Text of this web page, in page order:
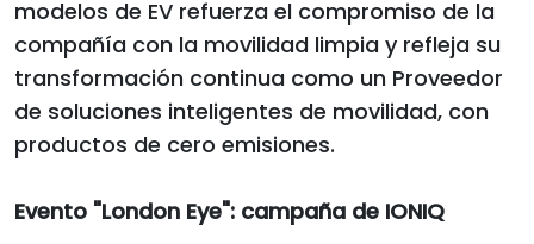
modelos de EV refuerza el compromiso de la
compañía con la movilidad limpia y refleja su
transformación continua como un Proveedor
de soluciones inteligentes de movilidad, con
productos de cero emisiones.
Evento "London Eye": campaña de IONIQ